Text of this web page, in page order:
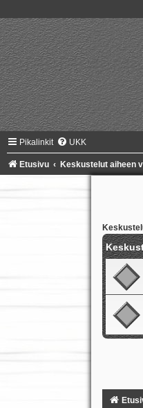
Pikalinkit UKK
Etusivu Keskustelut aiheen